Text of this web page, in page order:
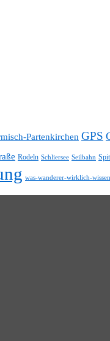
Partenkirchen GPS
Rodeln Schliersee Seilbahn
was-wanderer-wirklich-